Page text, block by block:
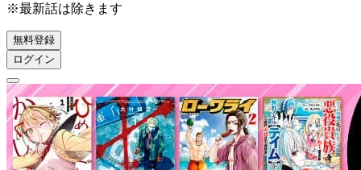
※最新話は除きます
無料登録
ログイン